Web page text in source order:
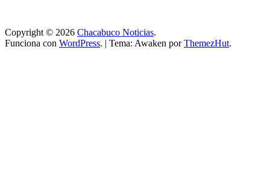
Copyright © 2026 Chacabuco Noticias.
Funciona con WordPress. | Tema: Awaken porThemezHut.